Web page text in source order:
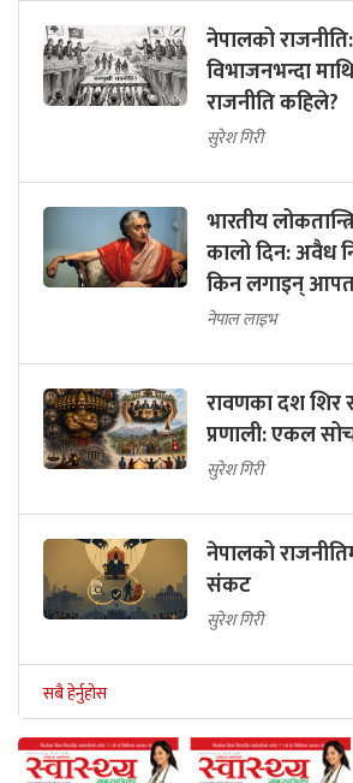
नेपालको
विभाजनभन्दा
राजनीति कहिले?
सुरेश गिरी
भारतीय
कालो दिन: अवैध
किन लगाइन्
नेपाल लाइभ
रावणका दश शिर
प्रणाली: एकल
सुरेश गिरी
नेपालको
संकट
सुरेश गिरी
सबै हेर्नुहोस